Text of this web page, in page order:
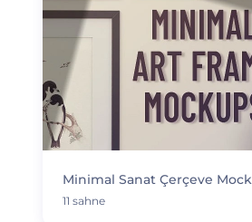
Minimal Sanat Çerçeve
11 sahne